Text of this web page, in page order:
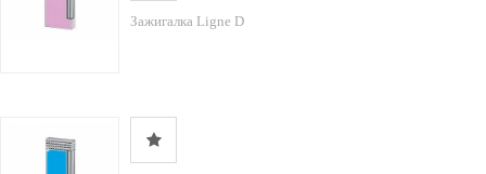
Зажигалка Ligne D